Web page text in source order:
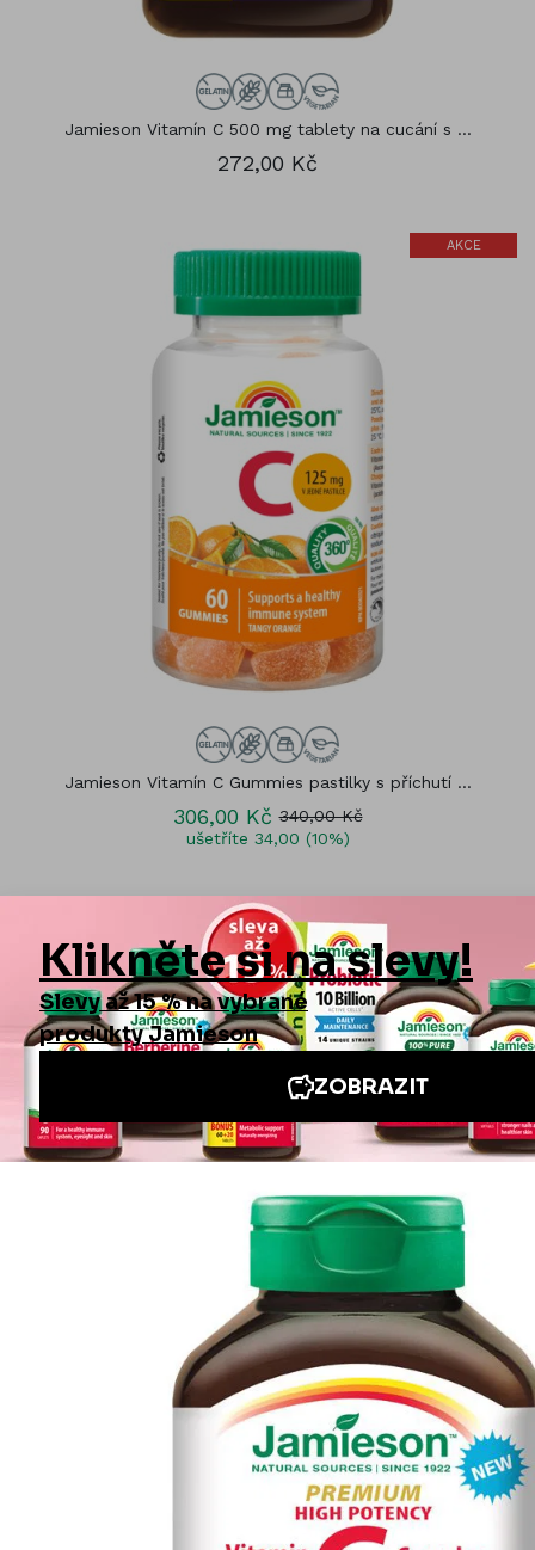
Jamieson Vitamín C 500 mg tablety na cucání s ...
272,00 Kč
AKCE
Jamieson Vitamín C Gummies pastilky s příchutí ...
306,00 Kč 340,00 Kč
ušetříte 34,00 (10%)
DŮRAZ NA ČISTÉ ZDROJE
Jiné stránky Jamieson